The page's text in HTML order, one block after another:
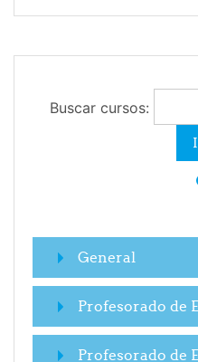
Buscar cursos:
General
Profesorado de
Profesorado de